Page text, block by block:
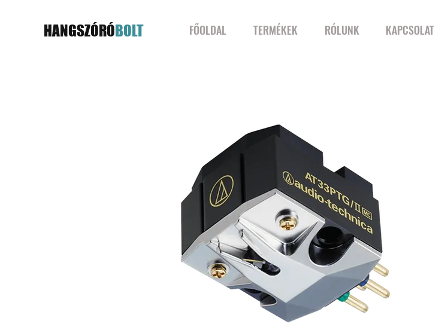
HANGSZÓRÓBOLT FŐOLDAL TERMÉKEK RÓLUNK KAPCSOLAT